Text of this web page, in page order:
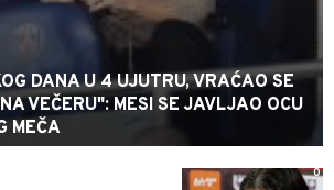
DANA U 4 UJUTRU, VRAĆAO SE
VEČERU": MESI SE JAVLJAO OCU
MEČA
0